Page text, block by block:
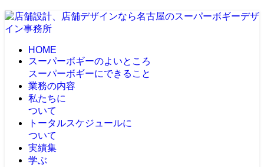
HOME
スーパーボギーのよいところ
スーパーボギーにできること
業務の内容
私たちに
ついて
トータルスケジュールに
ついて
実績集
学ぶ